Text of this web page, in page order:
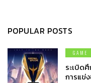
POPULAR POSTS
GAME
ระเบิด
การแข่